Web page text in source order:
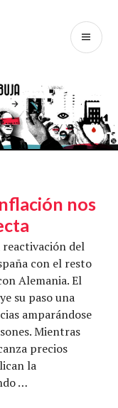
nos
reactivación del
con el resto
Alemania. El
su paso una
amparándose
Mientras
precios
la
…
la inflación nos